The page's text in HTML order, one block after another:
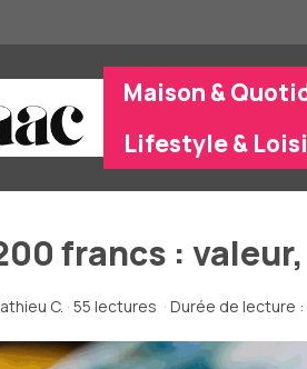
Maison &
Lifestyle &
francs :
C. · 55 lectures · Durée de lecture :